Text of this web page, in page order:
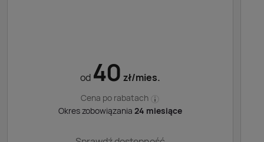
od 40 zł/mies.
Cena po rabatach
Okres zobowiązania 24 miesiące